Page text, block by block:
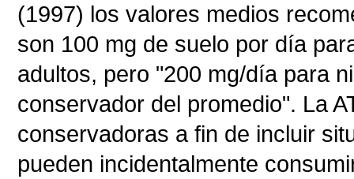
(1997) los valores medios
son 100 mg de suelo por día
adultos, pero "200 mg/día para
conservador del promedio". La
conservadoras a fin de incluir
pueden incidentalmente